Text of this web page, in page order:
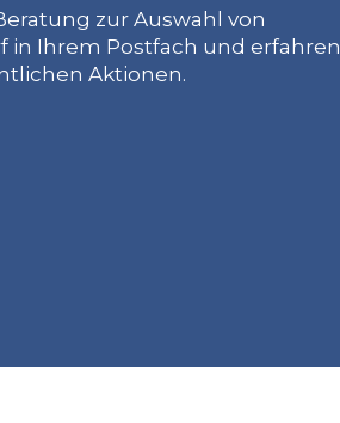
zur Auswahl von
Ihrem Postfach und erfahren
Aktionen.